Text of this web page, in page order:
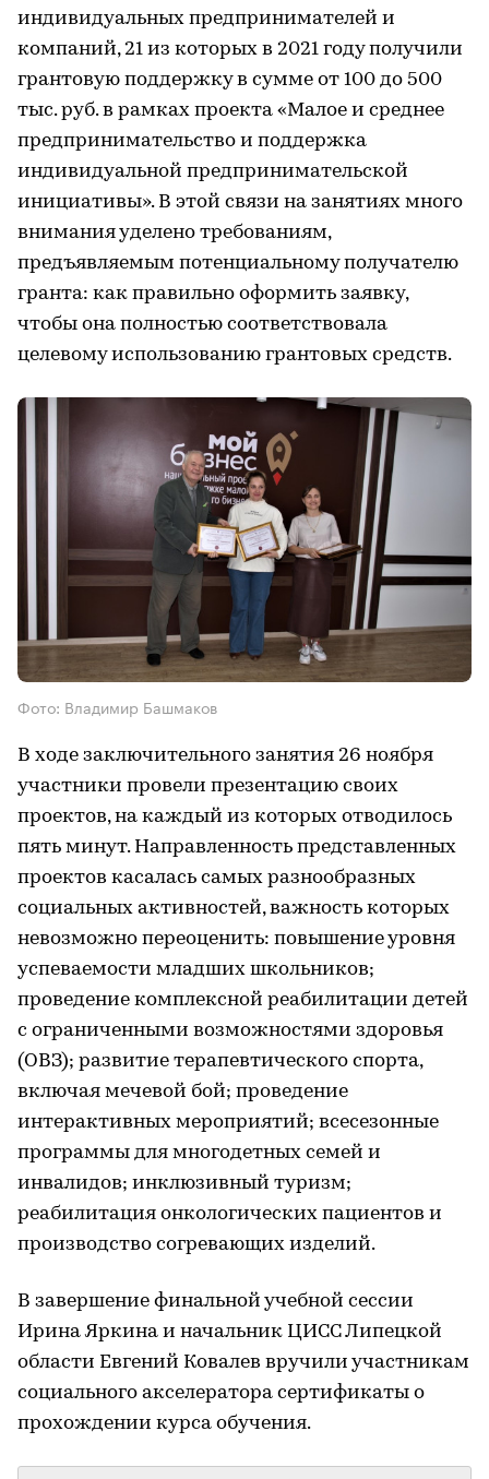
индивидуальных предпринимателей и
компаний, 21 из которых в 2021 году получили
грантовую поддержку в сумме от 100 до 500
тыс. руб. в рамках проекта «Малое и среднее
предпринимательство и поддержка
индивидуальной предпринимательской
инициативы». В этой связи на занятиях много
внимания уделено требованиям,
предъявляемым потенциальному получателю
гранта: как правильно оформить заявку,
чтобы она полностью соответствовала
целевому использованию грантовых средств.
Фото: Владимир Башмаков
В ходе заключительного занятия 26 ноября
участники провели презентацию своих
проектов, на каждый из которых отводилось
пять минут. Направленность представленных
проектов касалась самых разнообразных
социальных активностей, важность которых
невозможно переоценить: повышение уровня
успеваемости младших школьников;
проведение комплексной реабилитации детей
с ограниченными возможностями здоровья
(ОВЗ); развитие терапевтического спорта,
включая мечевой бой; проведение
интерактивных мероприятий; всесезонные
программы для многодетных семей и
инвалидов; инклюзивный туризм;
реабилитация онкологических пациентов и
производство согревающих изделий.
В завершение финальной учебной сессии
Ирина Яркина и начальник ЦИСС Липецкой
области Евгений Ковалев вручили участникам
социального акселератора сертификаты о
прохождении курса обучения.